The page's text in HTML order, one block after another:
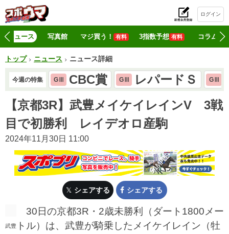
ログイン
ニュース 写真館 マジ買う！ 有料 3指数予想 有料 コラム
トップ ニュース ニュース詳細
今週の特集 GⅢ CBC賞 GⅢ レパードＳ GⅢ
【京都3R】武豊メイケイレインV 3戦
目で初勝利 レイデオロ産駒
2024年11月30日 11:00
シェアする シェアする
武豊
30日の京都3R・2歳未勝利（ダート1800メー
トル）は、武豊が騎乗したメイケイレイン（牡